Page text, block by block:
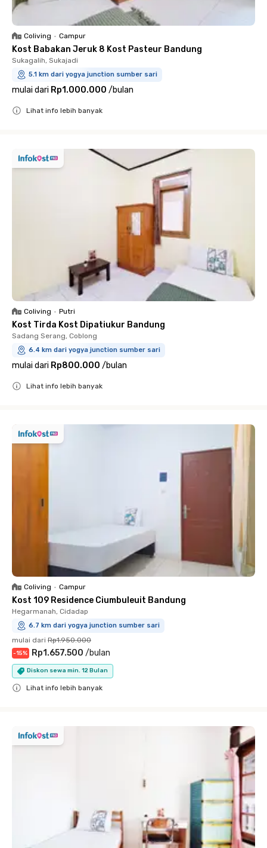
Coliving • Campur
Kost Babakan Jeruk 8 Kost Pasteur Bandung
Sukagalih, Sukajadi
5.1 km dari yogya junction sumber sari
mulai dari Rp1.000.000 /bulan
Lihat info lebih banyak
Coliving • Putri
Kost Tirda Kost Dipatiukur Bandung
Sadang Serang, Coblong
6.4 km dari yogya junction sumber sari
mulai dari Rp800.000 /bulan
Lihat info lebih banyak
Coliving • Campur
Kost 109 Residence Ciumbuleuit Bandung
Hegarmanah, Cidadap
6.7 km dari yogya junction sumber sari
mulai dari Rp1.950.000
-15% Rp1.657.500 /bulan
Diskon sewa min. 12 Bulan
Lihat info lebih banyak